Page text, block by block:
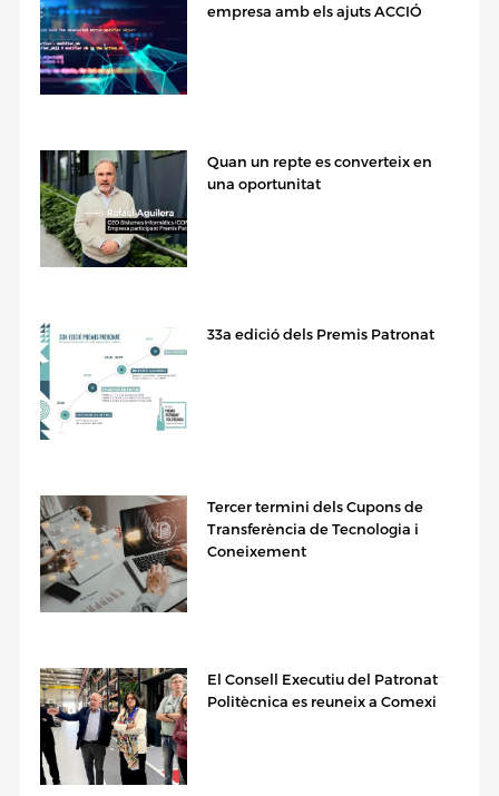
empresa amb els ajuts ACCIÓ
Quan un repte es converteix en
una oportunitat
33a edició dels Premis Patronat
Tercer termini dels Cupons de
Transferència de Tecnologia i
Coneixement
El Consell Executiu del Patronat
Politècnica es reuneix a Comexi